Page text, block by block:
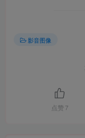
影音图像
点赞 7